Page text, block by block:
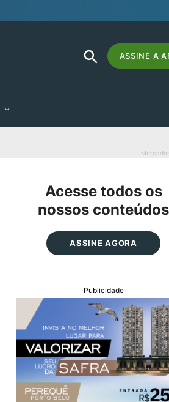
Search
for:
SEARCH
BUTTON
ASSINE A
Acesse todos os
nossos conteúdos
ASSINE AGORA
Publicidade